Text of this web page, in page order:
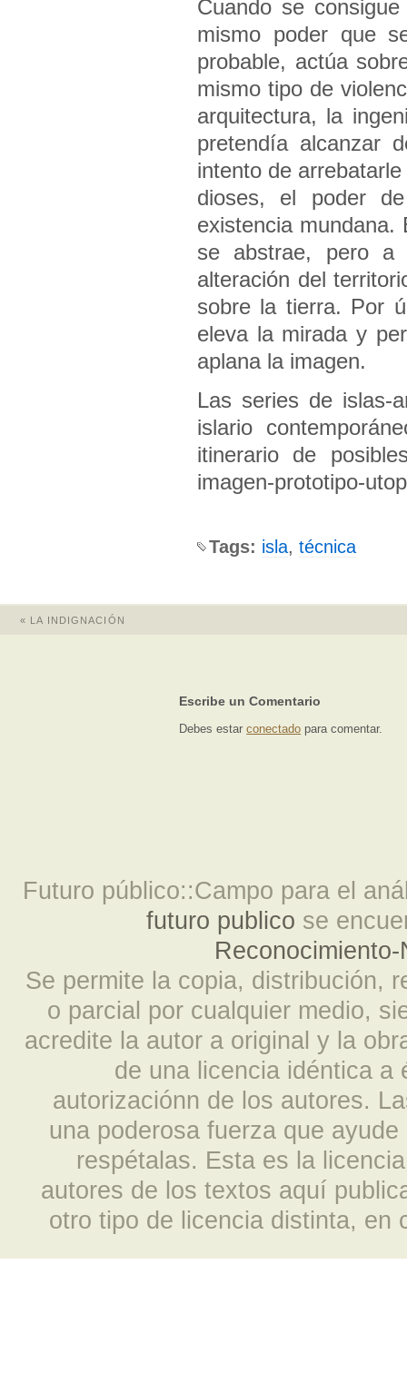
Cuando se
mismo poder que
probable, actúa
mismo tipo de
arquitectura, la
pretendía alcanzar
intento de
dioses, el poder
existencia mundana.
se abstrae, pero a
alteración del
sobre la tierra. Por
eleva la mirada y
aplana la imagen.
Las series de islas-
islario
itinerario de
imagen-prototipo-
Tags: isla, técnica
« LA INDIGNACIÓN
Escribe un Comentario
Debes estarconectado para comentar.
Futuro público::Campo para el
futuro publico se
Se permite la copia, distribución,
o parcial por cualquier medio,
acredite la autor a original y la
de una licencia idéntica a
autorizaciónn de los autores.
una poderosa fuerza que
respétalas. Esta es la
autores de los textos aquí
otro tipo de licencia distinta, en